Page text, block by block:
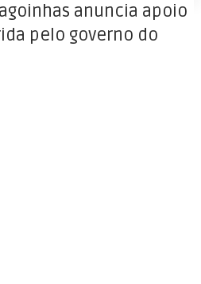
anuncia apoio
pelo governo do